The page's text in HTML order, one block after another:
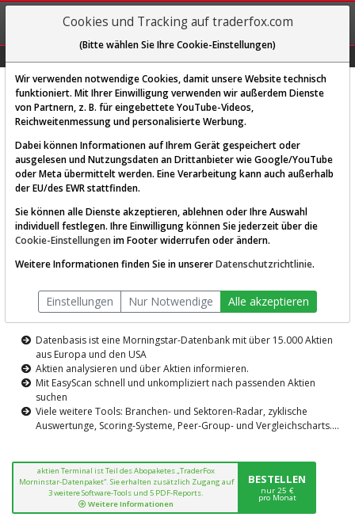
REGIS-
TRIEREN
Diese Funktion ist nur für
AKTIEN-TERMINAL
Die Aktienanalyse-Plattform von
TraderFox
Datenbasis ist eine Morningstar-Datenbank mit über 15.000 Aktien
aus Europa und den USA
Aktien analysieren und über Aktien informieren.
Mit EasyScan schnell und unkompliziert nach passenden Aktien
suchen
Viele weitere Tools: Branchen- und Sektoren-Radar, zyklische
Auswertunge, Scoring-Systeme, Peer-Group- und Vergleichscharts....
aktien Terminal ist Teil des Abopaketes „TraderFox
Morninstar-Datenpaket“. Sie erhalten zusätzlich Zugang auf
3 weitere Software-Tools und 5 PDF-Reports.
Weitere Informationen
BESTELLEN
nur 25 €
pro Monat
Cookies und Tracking auf traderfox.com
(Bitte wählen Sie Ihre Cookie-Einstellungen)
Wir verwenden notwendige Cookies, damit unsere Website technisch
funktioniert. Mit Ihrer Einwilligung verwenden wir außerdem Dienste
von Partnern, z. B. für eingebettete YouTube-Videos,
Reichweitenmessung und personalisierte Werbung.
Dabei können Informationen auf Ihrem Gerät gespeichert oder
ausgelesen und Nutzungsdaten an Drittanbieter wie Google/YouTube
oder Meta übermittelt werden. Eine Verarbeitung kann auch außerhalb
der EU/des EWR stattfinden.
Sie können alle Dienste akzeptieren, ablehnen oder Ihre Auswahl
individuell festlegen. Ihre Einwilligung können Sie jederzeit über die
Cookie-Einstellungen im Footer widerrufen oder ändern.
Weitere Informationen finden Sie in unsererDatenschutzrichtlinie.
Einstellungen Nur Notwendige Alle akzeptieren